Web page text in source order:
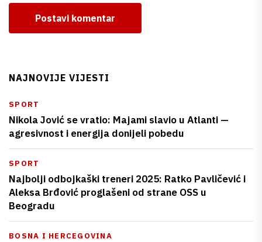
Postavi komentar
NAJNOVIJE VIJESTI
SPORT
Nikola Jović se vratio: Majami slavio u Atlanti —
agresivnost i energija donijeli pobedu
SPORT
Najbolji odbojkaški treneri 2025: Ratko Pavličević i
Aleksa Brđović proglašeni od strane OSS u
Beogradu
BOSNA I HERCEGOVINA